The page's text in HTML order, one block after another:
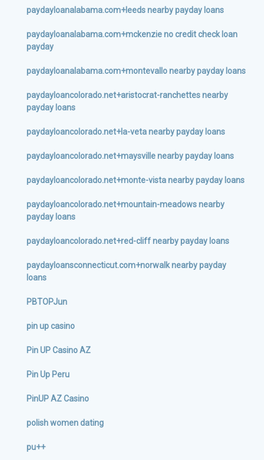
paydayloanalabama.com+leeds nearby payday loans
paydayloanalabama.com+mckenzie no credit check loan
payday
paydayloanalabama.com+montevallo nearby payday loans
paydayloancolorado.net+aristocrat-ranchettes nearby
payday loans
paydayloancolorado.net+la-veta nearby payday loans
paydayloancolorado.net+maysville nearby payday loans
paydayloancolorado.net+monte-vista nearby payday loans
paydayloancolorado.net+mountain-meadows nearby
payday loans
paydayloancolorado.net+red-cliff nearby payday loans
paydayloansconnecticut.com+norwalk nearby payday
loans
PBTOPJun
pin up casino
Pin UP Casino AZ
Pin Up Peru
PinUP AZ Casino
polish women dating
pu++